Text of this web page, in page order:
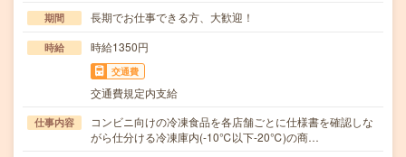
期間 長期でお仕事できる方、大歓迎！
時給 時給1350円
交通費
交通費規定内支給
仕事内容
コンビニ向けの冷凍食品を各店舗ごとに仕様書を確認しな
がら仕分ける冷凍庫内(-10℃以下-20℃)の商…